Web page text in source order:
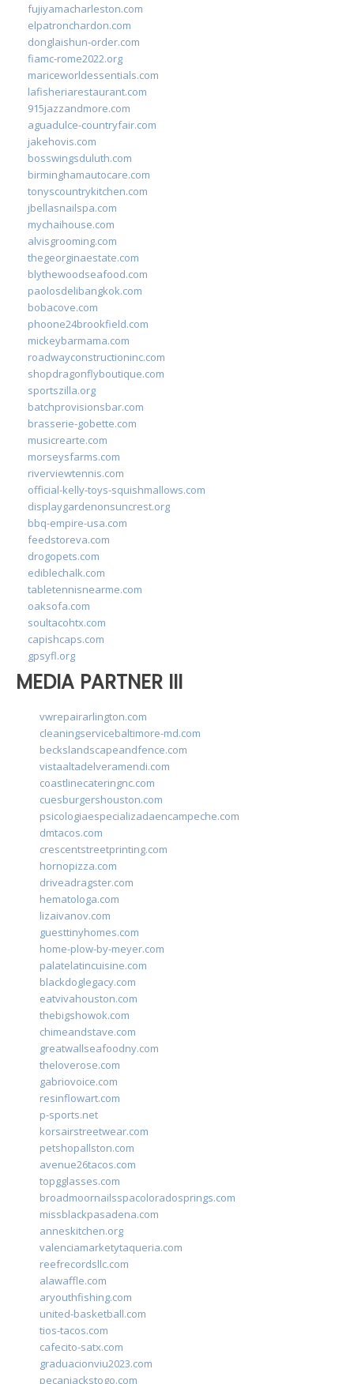
fujiyamacharleston.com
elpatronchardon.com
donglaishun-order.com
fiamc-rome2022.org
mariceworldessentials.com
lafisheriarestaurant.com
915jazzandmore.com
aguadulce-countryfair.com
jakehovis.com
bosswingsduluth.com
birminghamautocare.com
tonyscountrykitchen.com
jbellasnailspa.com
mychaihouse.com
alvisgrooming.com
thegeorginaestate.com
blythewoodseafood.com
paolosdelibangkok.com
bobacove.com
phoone24brookfield.com
mickeybarmama.com
roadwayconstructioninc.com
shopdragonflyboutique.com
sportszilla.org
batchprovisionsbar.com
brasserie-gobette.com
musicrearte.com
morseysfarms.com
riverviewtennis.com
official-kelly-toys-squishmallows.com
displaygardenonsuncrest.org
bbq-empire-usa.com
feedstoreva.com
drogopets.com
ediblechalk.com
tabletennisnearme.com
oaksofa.com
soultacohtx.com
capishcaps.com
gpsyfl.org
MEDIA PARTNER III
vwrepairarlington.com
cleaningservicebaltimore-md.com
beckslandscapeandfence.com
vistaaltadelveramendi.com
coastlinecateringnc.com
cuesburgershouston.com
psicologiaespecializadaencampeche.com
dmtacos.com
crescentstreetprinting.com
hornopizza.com
driveadragster.com
hematologa.com
lizaivanov.com
guesttinyhomes.com
home-plow-by-meyer.com
palatelatincuisine.com
blackdoglegacy.com
eatvivahouston.com
thebigshowok.com
chimeandstave.com
greatwallseafoodny.com
theloverose.com
gabriovoice.com
resinflowart.com
p-sports.net
korsairstreetwear.com
petshopallston.com
avenue26tacos.com
topgglasses.com
broadmoornailsspacoloradosprings.com
missblackpasadena.com
anneskitchen.org
valenciamarketytaqueria.com
reefrecordsllc.com
alawaffle.com
aryouthfishing.com
united-basketball.com
tios-tacos.com
cafecito-satx.com
graduacionviu2023.com
pecanjackstogo.com